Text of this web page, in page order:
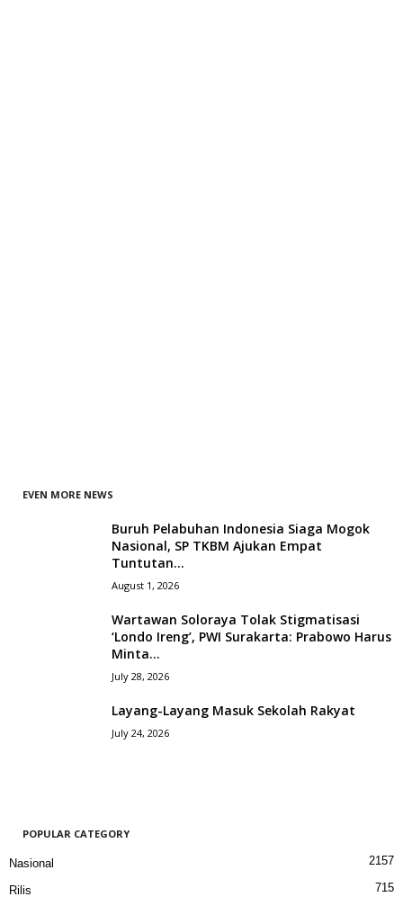
EVEN MORE NEWS
Buruh Pelabuhan Indonesia Siaga Mogok
Nasional, SP TKBM Ajukan Empat
Tuntutan...
August 1, 2026
Wartawan Soloraya Tolak Stigmatisasi
‘Londo Ireng’, PWI Surakarta: Prabowo Harus
Minta...
July 28, 2026
Layang-Layang Masuk Sekolah Rakyat
July 24, 2026
POPULAR CATEGORY
Nasional 2157
Rilis 715